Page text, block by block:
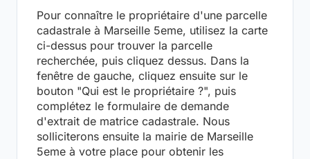
Pour connaître le propriétaire d'une parcelle
cadastrale à Marseille 5eme, utilisez la carte
ci-dessus pour trouver la parcelle
recherchée, puis cliquez dessus. Dans la
fenêtre de gauche, cliquez ensuite sur le
bouton "Qui est le propriétaire ?", puis
complétez le formulaire de demande
d'extrait de matrice cadastrale. Nous
solliciterons ensuite la mairie de Marseille
5eme à votre place pour obtenir les